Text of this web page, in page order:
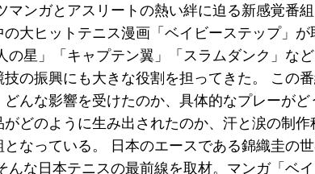
ンガとアスリートの熱い絆に迫る新感覚番
大ヒットテニス漫画「ベイビーステップ」が
星」「キャプテン翼」「スラムダンク」な
の振興にも大きな役割を担ってきた。 この
んな影響を受けたのか、具体的なプレーがど
どのように生み出されたのか、汗と涙の制作
なっている。 日本のエースである錦織圭の
な日本テニスの最前線を取材。マンガ「ベ